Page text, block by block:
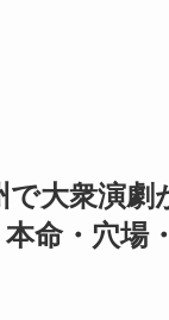
で大衆演
命・穴場